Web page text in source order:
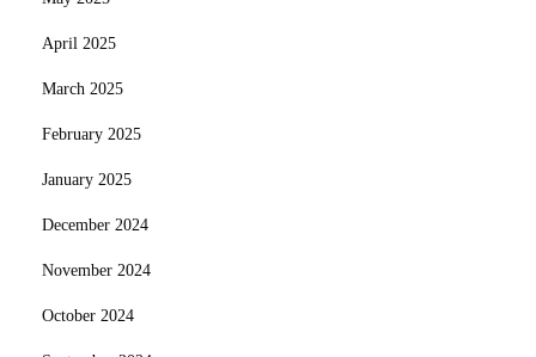
April 2025
March 2025
February 2025
January 2025
December 2024
November 2024
October 2024